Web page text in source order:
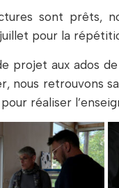
sont prêts,
pour la
projet aux ados
nous retrouvons
réaliser